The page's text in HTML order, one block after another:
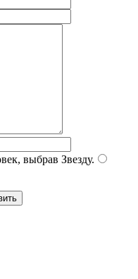
выбрав Звезду.